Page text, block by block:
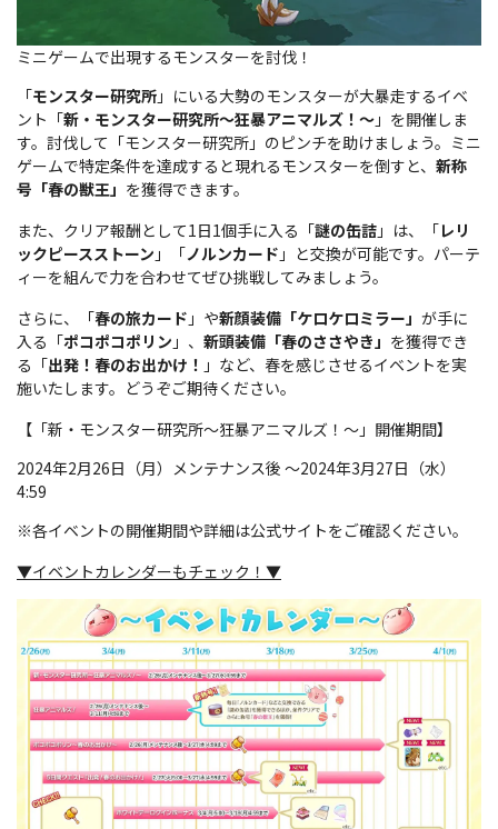
ミニゲームで出現するモンスターを討伐！
「モンスター研究所 」にいる大勢のモンスターが大暴走するイベ
ント「新・モンスター研究所～狂暴アニマルズ！～ 」を開催しま
す。討伐して「モンスター研究所」のピンチを助けましょう。ミニ
ゲームで特定条件を達成すると現れるモンスターを倒すと、 新称
号「春の獣王」 を獲得できます。
また、クリア報酬として1日1個手に入る「謎の缶詰 」は、「レリ
ックピースストーン 」「ノルンカード 」と交換が可能です。パーテ
ィーを組んで力を合わせてぜひ挑戦してみましょう。
さらに、「春の旅カード 」や新顔装備「ケロケロミラー」 が手に
入る「ポコポコポリン 」、 新頭装備「春のささやき」 を獲得でき
る「出発！春のお出かけ！ 」など、春を感じさせるイベントを実
施いたします。どうぞご期待ください。
【「新・モンスター研究所～狂暴アニマルズ！～」開催期間】
2024年2月26日（月）メンテナンス後 ～2024年3月27日（水）
4:59
※各イベントの開催期間や詳細は公式サイトをご確認ください。
▼イベントカレンダーもチェック！▼